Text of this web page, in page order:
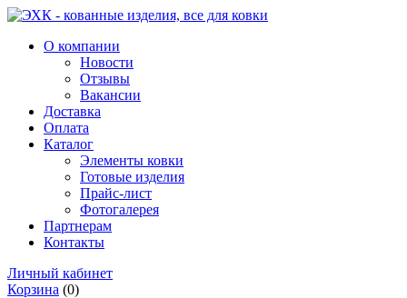
О компании
Новости
Отзывы
Вакансии
Доставка
Оплата
Каталог
Элементы ковки
Готовые изделия
Прайс-лист
Фотогалерея
Партнерам
Контакты
Личный кабинет
Корзина (0)